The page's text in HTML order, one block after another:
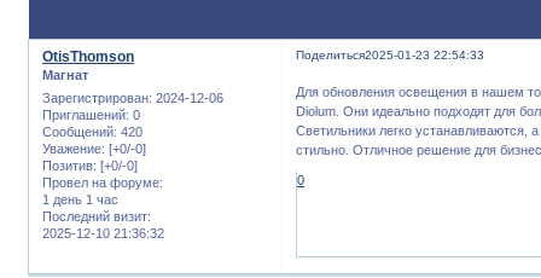
Поделиться2025-01-23 22:54:33
OtisThomson
Магнат
Зарегистрирован: 2024-12-06
Приглашений: 0
Сообщений: 420
Уважение: [+0/-0]
Позитив: [+0/-0]
Провел на форуме:
1 день 1 час
Последний визит:
2025-12-10 21:36:32
Для обновления освещения в нашем
Diolum. Они идеально подходят для
Светильники легко устанавливаются,
стильно. Отличное решение для
0